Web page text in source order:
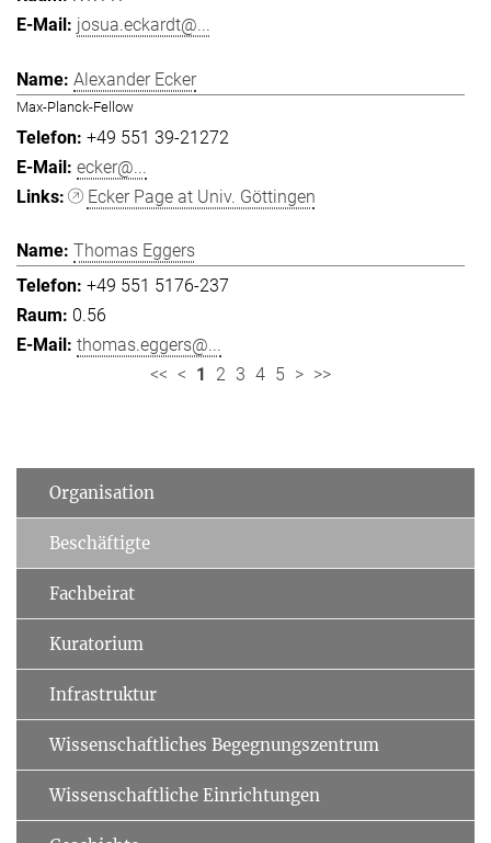
josua.eckardt@...
Alexander Ecker
Max-Planck-Fellow
+49 551 39-21272
ecker@...
Ecker Page at Univ. Göttingen
Thomas Eggers
+49 551 5176-237
0.56
thomas.eggers@...
<< < 1 2 3 4 5 > >>
Organisation
Beschäftigte
Fachbeirat
Kuratorium
Infrastruktur
Wissenschaftliches Begegnungszentrum
Wissenschaftliche Einrichtungen